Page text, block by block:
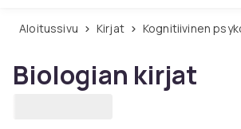
Aloitussivu Kirjat Kognitiivinen
Biologian kirjat